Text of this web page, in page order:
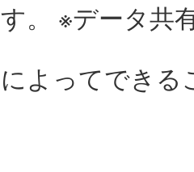
す。 ※データ共
によってできる